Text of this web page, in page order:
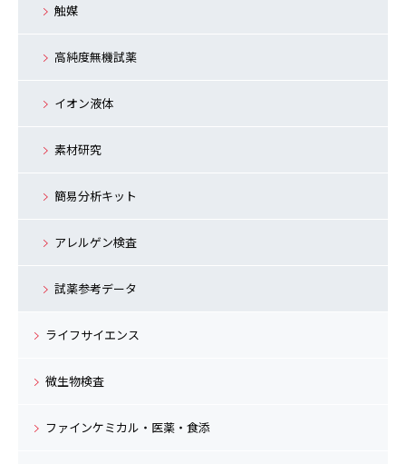
触媒
高純度無機試薬
イオン液体
素材研究
簡易分析キット
アレルゲン検査
試薬参考データ
ライフサイエンス
微生物検査
ファインケミカル・医薬・食添